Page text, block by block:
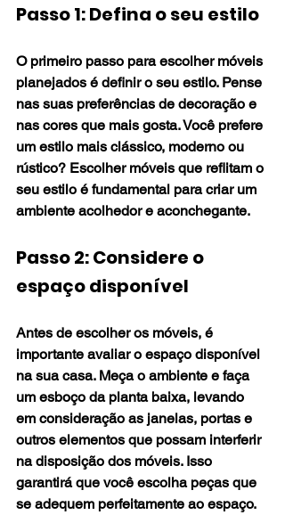
Passo 1: Defina o seu estilo
O primeiro passo para escolher móveis
planejados é definir o seu estilo. Pense
nas suas preferências de decoração e
nas cores que mais gosta. Você prefere
um estilo mais clássico, moderno ou
rústico? Escolher móveis que reflitam o
seu estilo é fundamental para criar um
ambiente acolhedor e aconchegante.
Passo 2: Considere o
espaço disponível
Antes de escolher os móveis, é
importante avaliar o espaço disponível
na sua casa. Meça o ambiente e faça
um esboço da planta baixa, levando
em consideração as janelas, portas e
outros elementos que possam interferir
na disposição dos móveis. Isso
garantirá que você escolha peças que
se adequem perfeitamente ao espaço.